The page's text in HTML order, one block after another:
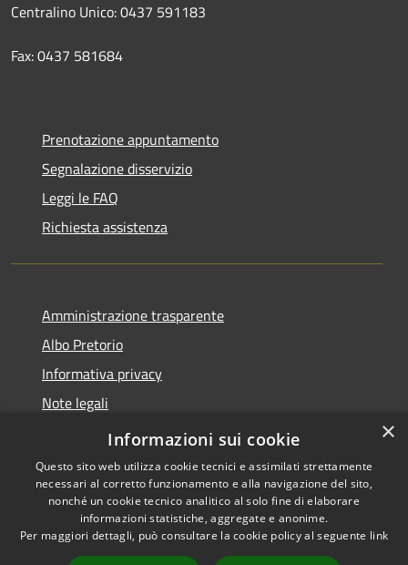
Centralino Unico: 0437 591183
Fax: 0437 581684
Prenotazione appuntamento
Segnalazione disservizio
Leggi le FAQ
Richiesta assistenza
Amministrazione trasparente
Albo Pretorio
Informativa privacy
Note legali
Dichiarazione di accessibilità
Accessibilità
Copyright © 2026 • Comune di
Vallada Agordina • Powered by
×
Informazioni sui cookie
Questo sito web utilizza cookie tecnici e assimilati strettamente
necessari al corretto funzionamento e alla navigazione del sito,
nonché un cookie tecnico analitico al solo fine di elaborare
informazioni statistiche, aggregate e anonime.
Per maggiori dettagli, può consultare la cookie policy al seguente link